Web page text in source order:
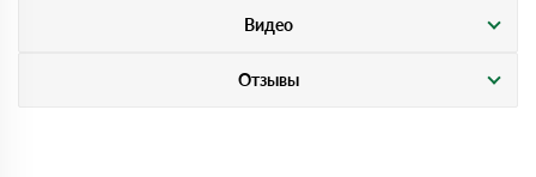
Видео
Отзывы